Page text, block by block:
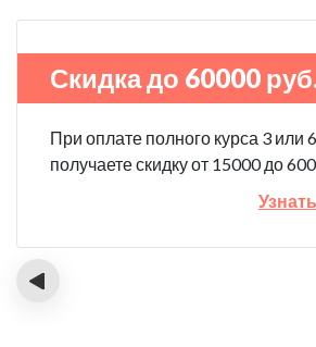
Скидка до 60000
При оплате полного курса 3 или
получаете скидку от 15000 до
‹